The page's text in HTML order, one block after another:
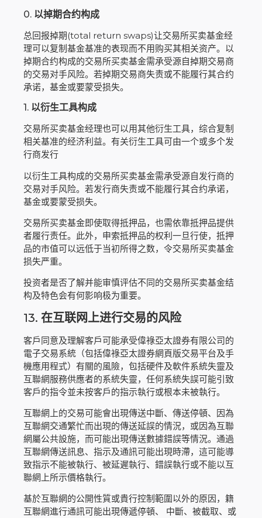
0. 以掉期合约构成
总回报掉期(total return swaps)让交易所买卖基金经
理可以复制基金基准的表现而不用购买其相关资产。以
掉期合约构成的交易所买卖基金需承受源自掉期交易商
的交易对手风险。若掉期交易商失责或不能履行其合约
承诺，基金或要蒙受损失。
1. 以衍生工具构成
交易所买卖基金经理也可以用其他衍生工具，综合复制
相关基准的经济利益。有关衍生工具可由一个或多个发
行商发行
以衍生工具构成的交易所买卖基金需承受源自发行商的
交易对手风险。若发行商失责或不能履行其合约承诺，
基金或要蒙受损失。
交易所买卖基金即使取得抵押品，也需依靠抵押品提供
者履行责任。此外，申索抵押品的权利一旦行使，抵押
品的市值可以远低于当初所得之数，令交易所买卖基金
损失严重。
投资者是否了解并能审慎评估不同的交易所买卖基金结
构及特色会有何影响极为重要。
13. 在互联网上进行交易的风险
客戶同意及理解客戶可能承受偉祿亞太證券有限公司的
電子交易系統（包括偉祿亞太證券網頁版交易平台及手
機應用程式）有關的風險，包括硬件及軟件系統失靈及
互聯網服務供應者的系統失靈，任何系統失誤可能引致
客戶的指令並未按客戶的指示執行或根本未被執行。
互聯網上的交易可能會出現傳送中斷、傳送停頓、因為
互聯網交通繁忙而出現的傳送延誤的情況，或因為互聯
網屬公共設施，而可能出現傳送數據錯誤等情況。通過
互聯網傳送訊息、指示及通訊可能出現時滯，這可能導
致指示不能被執行、被延遲執行、錯誤執行或不能以互
聯網上所示價格執行。
基於互聯網的公開性質或貴行控制範圍以外的原因，籍
互聯網進行通訊可能出現傳遞停頓、 中斷、被截取、或